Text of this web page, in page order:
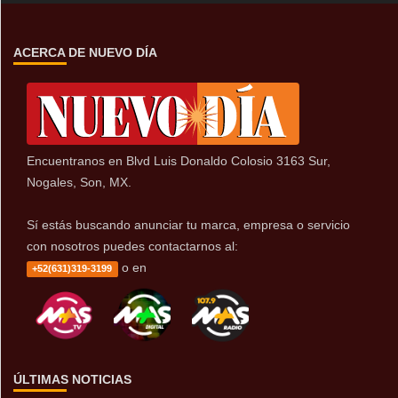
ACERCA DE NUEVO DÍA
Encuentranos en Blvd Luis Donaldo Colosio 3163 Sur,
Nogales, Son, MX.
Sí estás buscando anunciar tu marca, empresa o servicio
con nosotros puedes contactarnos al:
+52(631)319-3199 o en
ÚLTIMAS NOTICIAS